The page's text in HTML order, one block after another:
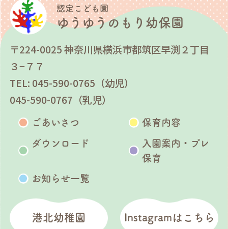
認定こども園
ゆうゆうのもり幼保園
〒224-0025 神奈川県横浜市都筑区早渕２丁目
３−７７
TEL: 045-590-0765（幼児）
045-590-0767（乳児）
ごあいさつ 保育内容
ダウンロード
入園案内・プレ
保育
お知らせ一覧
港北幼稚園 Instagramはこちら